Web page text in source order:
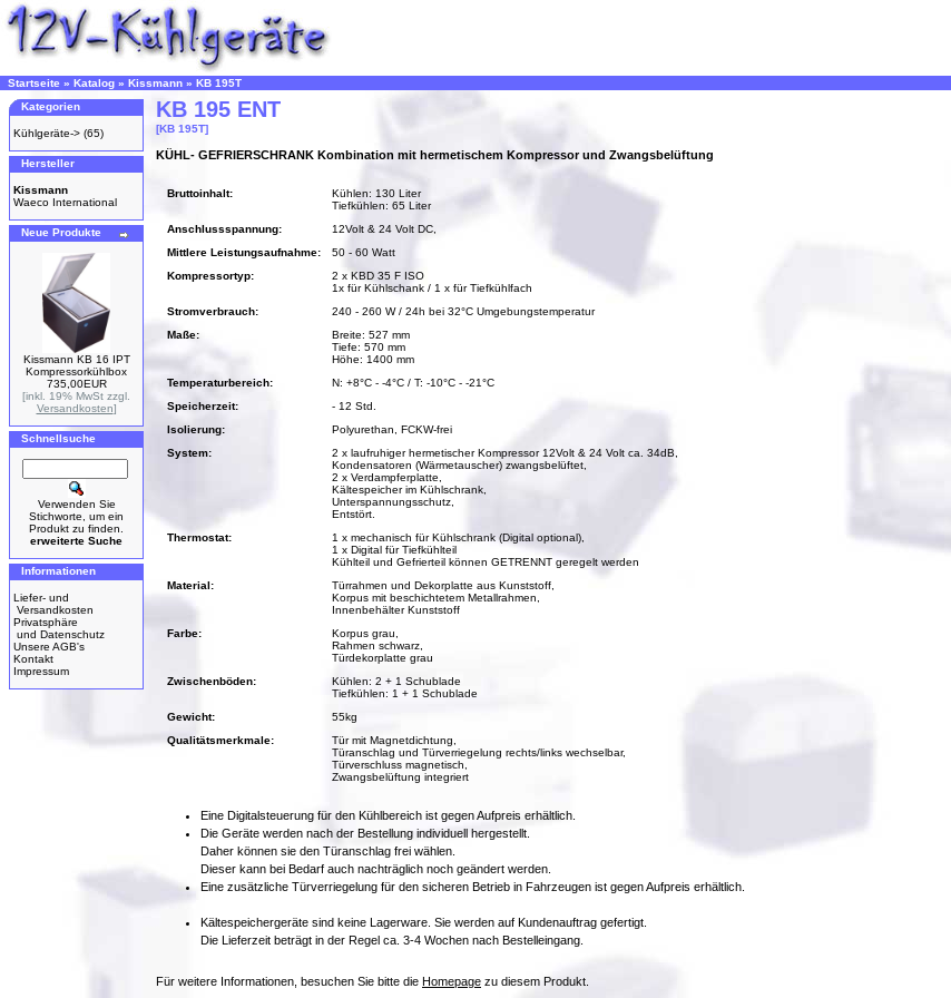
Startseite » Katalog » Kissmann » KB 195T
Kategorien
Kühlgeräte-> (65)
Hersteller
Kissmann
Waeco International
Neue Produkte
Kissmann KB 16 IPT
Kompressorkühlbox
735,00EUR
[inkl. 19% MwSt zzgl.
Versandkosten]
Schnellsuche
Verwenden Sie
Stichworte, um ein
Produkt zu finden.
erweiterte Suche
Informationen
Liefer- und
Versandkosten
Privatsphäre
und Datenschutz
Unsere AGB's
Kontakt
Impressum
KB 195 ENT
[KB 195T]
KÜHL- GEFRIERSCHRANK Kombination mit hermetischem Kompressor und Zwangsbelüftung
Bruttoinhalt:
Kühlen: 130 Liter
Tiefkühlen: 65 Liter
Anschlussspannung:
12Volt & 24 Volt DC,
Mittlere Leistungsaufnahme:
50 - 60 Watt
Kompressortyp:
2 x KBD 35 F ISO
1x für Kühlschank / 1 x für Tiefkühlfach
Stromverbrauch:
240 - 260 W / 24h bei 32°C Umgebungstemperatur
Maße:
Breite: 527 mm
Tiefe: 570 mm
Höhe: 1400 mm
Temperaturbereich:
N: +8°C - -4°C / T: -10°C - -21°C
Speicherzeit:
- 12 Std.
Isolierung:
Polyurethan, FCKW-frei
System:
2 x laufruhiger hermetischer Kompressor 12Volt & 24 Volt ca. 34dB,
Kondensatoren (Wärmetauscher) zwangsbelüftet,
2 x Verdampferplatte,
Kältespeicher im Kühlschrank,
Unterspannungsschutz,
Entstört.
Thermostat:
1 x mechanisch für Kühlschrank (Digital optional),
1 x Digital für Tiefkühlteil
Kühlteil und Gefrierteil können GETRENNT geregelt werden
Material:
Türrahmen und Dekorplatte aus Kunststoff,
Korpus mit beschichtetem Metallrahmen,
Innenbehälter Kunststoff
Farbe:
Korpus grau,
Rahmen schwarz,
Türdekorplatte grau
Zwischenböden:
Kühlen: 2 + 1 Schublade
Tiefkühlen: 1 + 1 Schublade
Gewicht:
55kg
Qualitätsmerkmale:
Tür mit Magnetdichtung,
Türanschlag und Türverriegelung rechts/links wechselbar,
Türverschluss magnetisch,
Zwangsbelüftung integriert
Eine Digitalsteuerung für den Kühlbereich ist gegen Aufpreis erhältlich.
Die Geräte werden nach der Bestellung individuell hergestellt.
Daher können sie den Türanschlag frei wählen.
Dieser kann bei Bedarf auch nachträglich noch geändert werden.
Eine zusätzliche Türverriegelung für den sicheren Betrieb in Fahrzeugen ist gegen Aufpreis erhältlich.
Kältespeichergeräte sind keine Lagerware. Sie werden auf Kundenauftrag gefertigt.
Die Lieferzeit beträgt in der Regel ca. 3-4 Wochen nach Bestelleingang.
Für weitere Informationen, besuchen Sie bitte die Homepage zu diesem Produkt.